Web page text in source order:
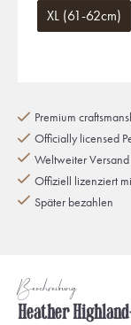
XL (61-62cm)
Premium
Officially licensed
Weltweiter Versand
Offiziell lizenziert
Später bezahlen
Beschreibung
Heather